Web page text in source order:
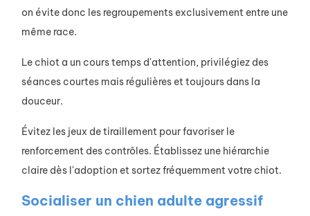
on évite donc les regroupements exclusivement entre une
même race.
Le chiot a un cours temps d'attention, privilégiez des
séances courtes mais régulières et toujours dans la
douceur.
Évitez les jeux de tiraillement pour favoriser le
renforcement des contrôles. Établissez une hiérarchie
claire dès l'adoption et sortez fréquemment votre chiot.
Socialiser un chien adulte agressif